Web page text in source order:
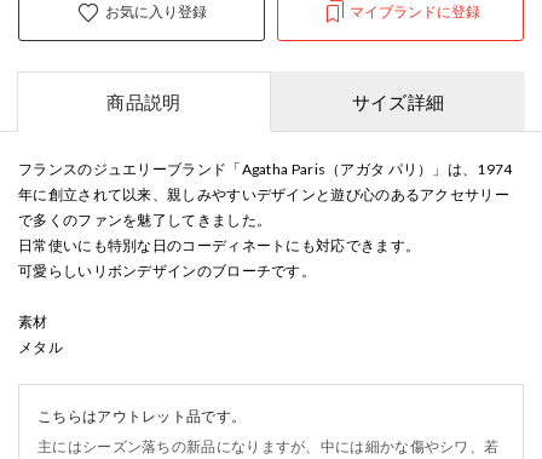
お気に入り登録 マイブランドに登録
商品説明 サイズ詳細
フランスのジュエリーブランド「Agatha Paris（アガタ パリ）」は、1974
年に創立されて以来、親しみやすいデザインと遊び心のあるアクセサリー
で多くのファンを魅了してきました。
日常使いにも特別な日のコーディネートにも対応できます。
可愛らしいリボンデザインのブローチです。
素材
メタル
こちらはアウトレット品です。
主にはシーズン落ちの新品になりますが、中には細かな傷やシワ、若